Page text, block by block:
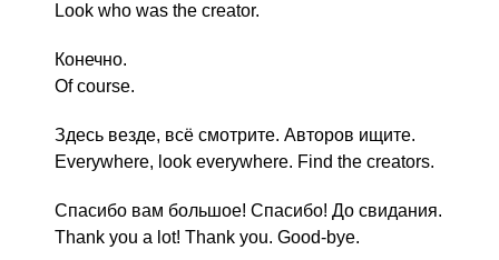
Look who was the creator.
Конечно.
Of course.
Здесь везде, всё смотрите. Авторов ищите.
Everywhere, look everywhere. Find the creators.
Спасибо вам большое! Спасибо! До свидания.
Thank you a lot! Thank you. Good-bye.